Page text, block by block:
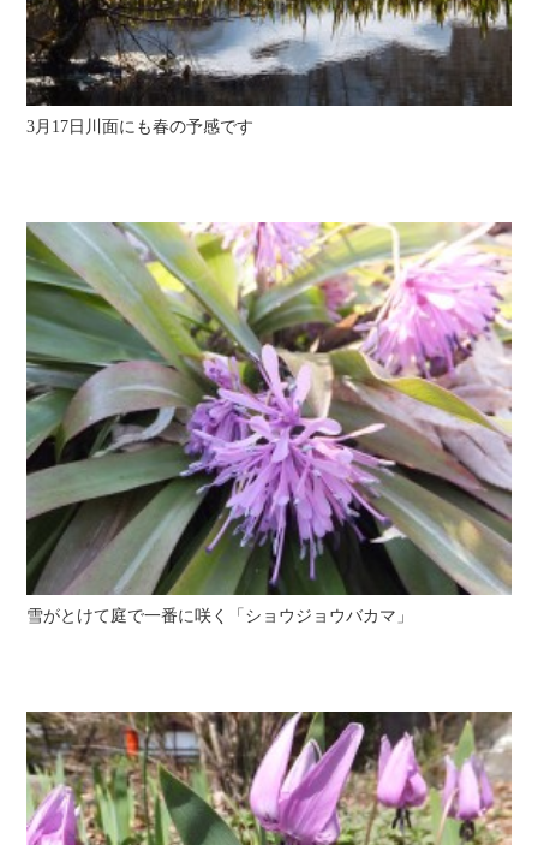
3月17日川面にも春の予感です
雪がとけて庭で一番に咲く「ショウジョウバカマ」